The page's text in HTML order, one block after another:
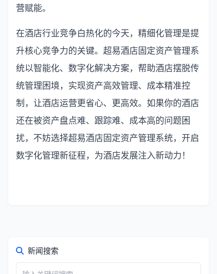
营赋能。
在酒店行业竞争白热化的今天，精细化管理是提
升核心竞争力的关键。超易酒店固定资产管理系
统以智能化、数字化解决方案，帮助酒店摆脱传
统管理困境，实现资产高效管理、成本精准控
制，让酒店运营更省心、更高效。如果你的酒店
还在被资产盘点难、跟踪难、成本高的问题困
扰，不妨选择超易酒店固定资产管理系统，开启
数字化管理新征程，为酒店发展注入新动力！
新闻搜索